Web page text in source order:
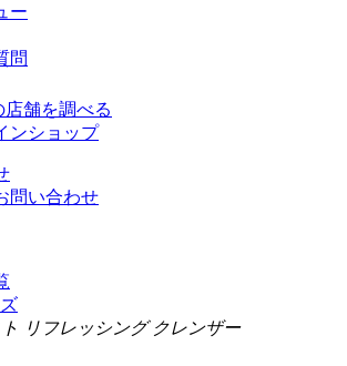
ー
問
店舗を調べる
ンショップ
問い合わせ
ト リフレッシング クレンザー